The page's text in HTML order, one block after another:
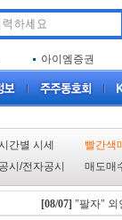
두나무
아이엠증권
두나무
루켄테크놀러지
간별 시세
빨간색
공시 /전자공시 매도매
체계 편입" [08/06]스
[08/07]"팔자" 외